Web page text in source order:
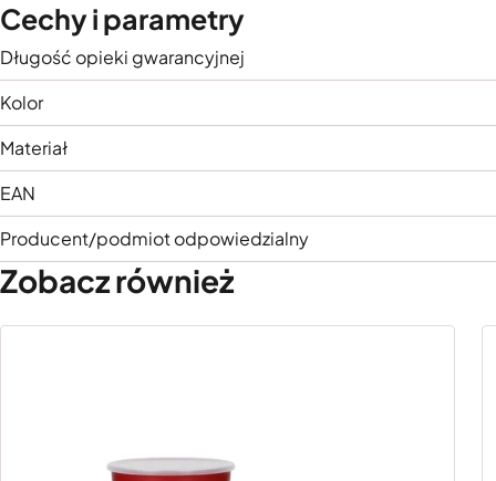
Cechy i parametry
Długość opieki gwarancyjnej
Kolor
Materiał
EAN
Producent/podmiot odpowiedzialny
Zobacz również